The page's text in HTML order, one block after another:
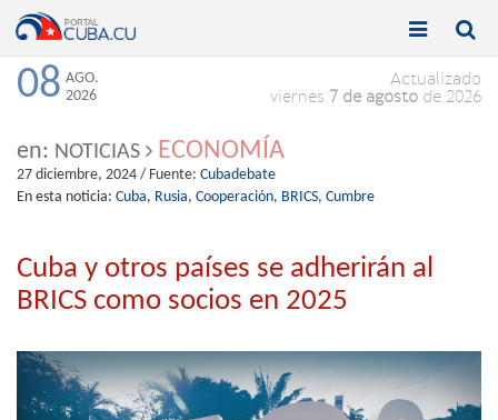
Toggle

Toggle

08 AGO.
2026
Actualizado
viernes 7 de agosto de 2026
en: NOTICIAS ECONOMÍA
27 diciembre, 2024 / Fuente: Cubadebate
En esta noticia: Cuba, Rusia, Cooperación, BRICS, Cumbre
Cuba y otros países se adherirán al
BRICS como socios en 2025